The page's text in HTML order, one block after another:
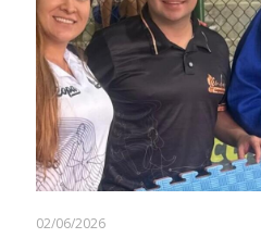
02/06/2026